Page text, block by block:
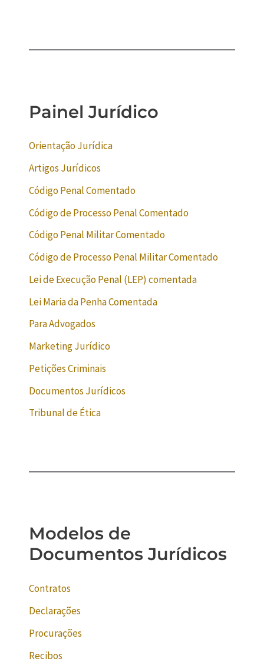
Painel Jurídico
Orientação Jurídica
Artigos Jurídicos
Código Penal Comentado
Código de Processo Penal Comentado
Código Penal Militar Comentado
Código de Processo Penal Militar Comentado
Lei de Execução Penal (LEP) comentada
Lei Maria da Penha Comentada
Para Advogados
Marketing Jurídico
Petições Criminais
Documentos Jurídicos
Tribunal de Ética
Modelos de
Documentos Jurídicos
Contratos
Declarações
Procurações
Recibos